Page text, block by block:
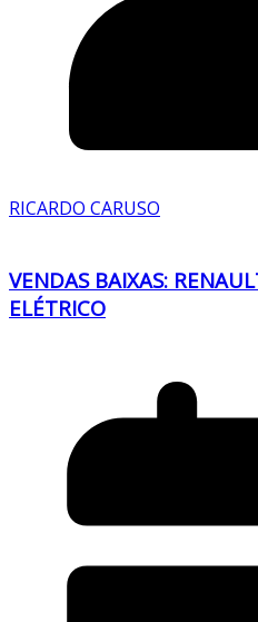
RICARDO CARUSO
VENDAS BAIXAS:
ELÉTRICO